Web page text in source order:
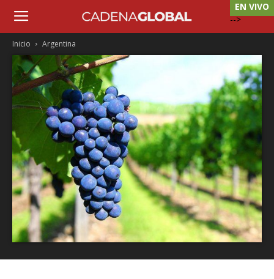
EN VIVO
-->
Inicio Argentina